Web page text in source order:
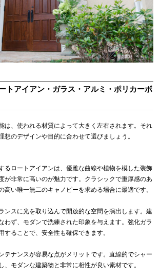
トアイアン・ガラス・アルミ・ポリカーボ
は、使われる材質によって大きく左右されます。それ
想のデザインや目的に合わせて選びましょう。
るロートアイアンは、優雅な曲線や植物を模した装飾
が非常に高いのが魅力です。クラシックで重厚感のあ
高い唯一無二のキャノピーを求める場合に最適です。
ンスに光を取り込んで開放的な空間を演出します。建
わず、モダンで洗練された印象を与えます。強化ガラ
することで、安全性も確保できます。
テナンスが容易な点がメリットです。直線的でシャー
、モダンな建築物と非常に相性が良い素材です。